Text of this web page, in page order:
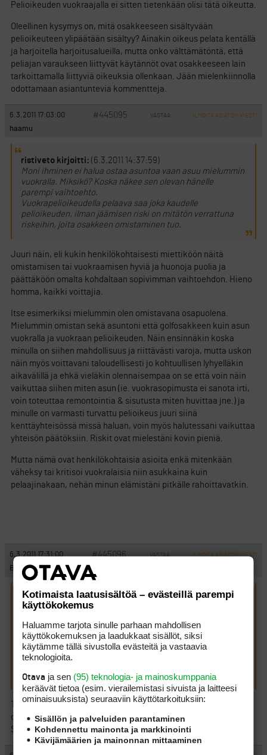
Pelioikeuden vuokraajalla ei sitten tietenkään olisi tätä oikeutta.
Oleellinen kysymys on, mitä osakkeeseen sisältyvään
pelioikeuteen ylipäätään sisältyy? Ainakin oikeus pelata kentällä
ja harjoitella harjoitusalueilla, mutta onko välttämätöntä, että
peliajan varaukseen liittyvät käytännöt ovat osakkeeseen lain
tarkoittamalla liittyviä oikeuksia ollenkaan. Jään mielenkiinnolla
odottamaan asiantuntevia kommentteja.
6.3.2011 17:03:00 #445095 VASTAA ILMOITA ASIATON VIESTI
haamu
ristiveto kirjoitti: (6.3.2011 14:37:59)
Moni ihminen ei halua ostaa asuntoa vaan asuu mielummin
vuokralla. Miksikö? Koska näkee sen olevan hänelle
parempi vaihtoehto.
Vuokrapelioikeudella pelaava saa joka kaudelle
pelioikeuden, ilman jäämisen riski on mitätön verrattuna
riskeihin, joita osakkeen omistaminen tuo.
Juuri näin, eli kukin henkilökohtaisesti miettiköön näitä
omistamisen tai vuokraamisen hyviä ja huonoja puolia ja
päättäköön omalta kohdaltaan sopivimman vaihtoehdon. Hieno
homma, kaikki voittajia.
Itse esimerkiksi mielummin olen omistavana osapuolena.
Mielummin omistan sekä asuntoni että golfosakkeen kuin asun
vuokralla ja vuokraan pelioikeuden. Näin ensinnäkin koska
minulla on siihen mahdollisuus ja riittävästi varoja, mutta uskon
näin myös voittavani taloudellisesti jo kohtuullisen lyhyelläkin
aikavälillä ja ehkä vieläkin olennaisempaa on se että voin näin
vaikuttaa siihen miten asun (ie. vuokrasopimusta ei sanota irti,
voin toteuttaa remontointia & sisutusta miten huvittaa jne.) ja
minulle on varmasti turvattu pelioikeus juuri siinä
kenttäyhteisössä missä haluan, voin myös halutessani vaikuttaa
yhteisön päätöksiin. Riskit ovat mielestäni kovin pieniä.
Mutta nämä ovat henkilökohtaisia asioita enkä mitenkään
väheksy tai kritisoi vuokralaisia niin asukkaina kuin
pelaajinakaan, nehän minun elämistäni pitkälle rahoittavatkin.
6.3.2011 17:31:00 #445096 VASTAA ILMOITA ASIATON VIESTI
Ballmarker
0,007 kirjoitti:(6.3.2011 14:49:55)
Oleellinen kysymys on, mitä osakkeeseen sisältyvään
pelioikeuteen ylipäätään sisältyy? Ainakin oikeus pelata
kentällä ja harjoitella harjoitusalueilla, mutta onko
välttämätöntä, että peliajan varaukseen liittyvät käytännöt
ovat osakkeeseen lain tarkoittamalla liittyviä oikeuksia
ollenkaan. Jään mielenkiinnolla odottamaan asiantuntevia
kommentteja.
Tämä on juuri se olennaisin kysymys, johon keneltäkään ei vielä
ole tullut yksiselitteistä, selkeää ja juridisesti validia vastausta.
Sitä odottelen edelleenkin mm. Hörhöltä.
Kotimaista laatusisältöä – evästeillä parempi
käyttökokemus
Haluamme tarjota sinulle parhaan mahdollisen
käyttökokemuksen ja laadukkaat sisällöt, siksi
käytämme tällä sivustolla evästeitä ja vastaavia
teknologioita.
Otava ja sen (95) teknologia- ja mainoskumppania
keräävät tietoa (esim. vierailemis­tasi sivuista ja laitteesi
ominaisuuk­sista) seuraaviin käyttötarkoituksiin:
Sisällön ja palveluiden parantaminen
Kohdennettu mainonta ja markkinointi
Kävijämäärien ja mainonnan mittaaminen